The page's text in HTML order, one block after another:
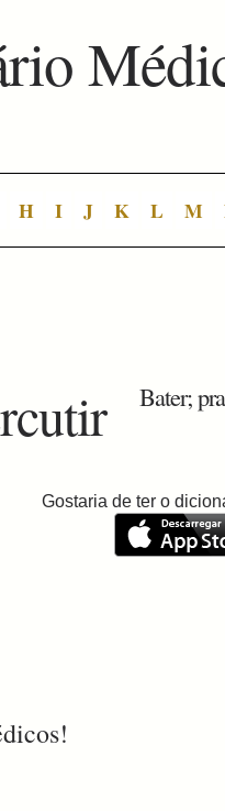
H I J K L M
Bater;
Gostaria de ter o